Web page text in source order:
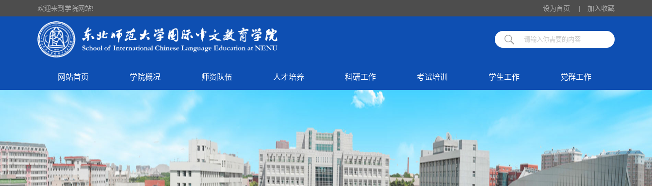
欢迎来到学院网站! 设为首页 | 加入收藏
网站首页 学院概况 师资队伍 人才培养 科研工作 考试培训 学生工作 党群工作